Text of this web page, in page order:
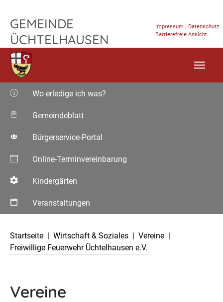
GEMEINDE
ÜCHTELHAUSEN
Impressum | Datenschutz
Barrierefreie Ansicht
Wo erledige ich was?
Gemeindeblatt
Bürgerservice-Portal
Online-Terminvereinbarung
Kindergärten
Veranstaltungen
Startseite
Wirtschaft & Soziales
Vereine
Freiwillige Feuerwehr Üchtelhausen e.V.
Vereine